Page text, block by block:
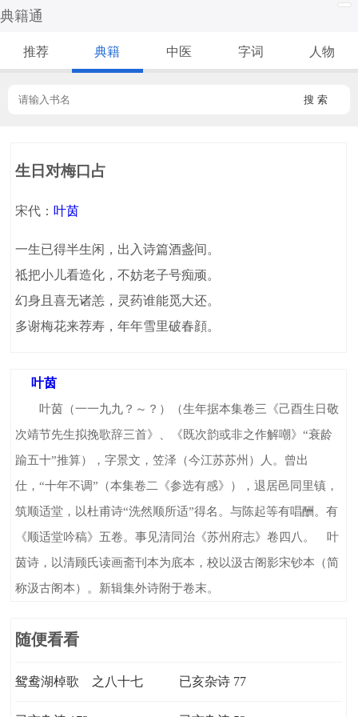
典籍通
推荐 典籍 中医 字词 人物
搜 索
生日对梅口占
宋代： 叶茵
一生已得半生闲，出入诗篇酒盏间。
祗把小儿看造化，不妨老子号痴顽。
幻身且喜无诸恙，灵药谁能觅大还。
多谢梅花来荐寿，年年雪里破春顔。
叶茵
叶茵（一一九九？～？）（生年据本集卷三《己酉生日敬
次靖节先生拟挽歌辞三首》、《既次韵或非之作解嘲》“衰龄
踰五十”推算），字景文，笠泽（今江苏苏州）人。曾出
仕，“十年不调”（本集卷二《参选有感》），退居邑同里镇，
筑顺适堂，以杜甫诗“洗然顺所适”得名。与陈起等有唱酬。有
《顺适堂吟稿》五卷。事见清同治《苏州府志》卷四八。 叶
茵诗，以清顾氏读画斋刊本为底本，校以汲古阁影宋钞本（简
称汲古阁本）。新辑集外诗附于卷末。
随便看看
鸳鸯湖棹歌 之八十七 已亥杂诗 77